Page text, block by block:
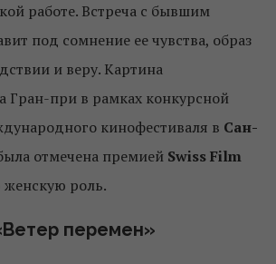
работе. Встреча с бывшим
под сомнение ее чувства, образ
и веру. Картина
Гран-при в рамках конкурсной
кинофестиваля в Сан-
отмечена премией Swiss Film
женскую роль.
перемен»